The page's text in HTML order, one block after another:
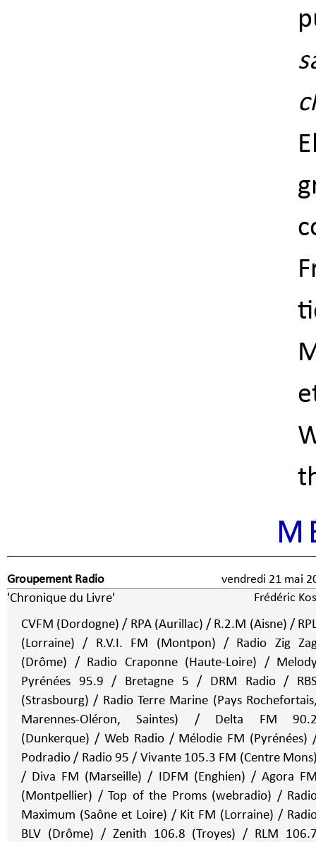
Groupement Radio vendredi 21 mai
'Chronique du Livre' Frédéric
CVFM (Dordogne) / RPA (Aurillac) / R.2.M (Aisne) /
(Lorraine) / R.V.I. FM (Montpon) / Radio Zig
(Drôme) / Radio Craponne (Haute-Loire) /
Pyrénées 95.9 / Bretagne 5 / DRM Radio /
(Strasbourg) / Radio Terre Marine (Pays
Marennes-Oléron, Saintes) / Delta FM
(Dunkerque) / Web Radio / Mélodie FM (Pyrénées)
Podradio / Radio 95 / Vivante 105.3 FM (Centre
/ Diva FM (Marseille) / IDFM (Enghien) / Agora
(Montpellier) / Top of the Proms (webradio) /
Maximum (Saône et Loire) / Kit FM (Lorraine) /
BLV (Drôme) / Zenith 106.8 (Troyes) / RLM